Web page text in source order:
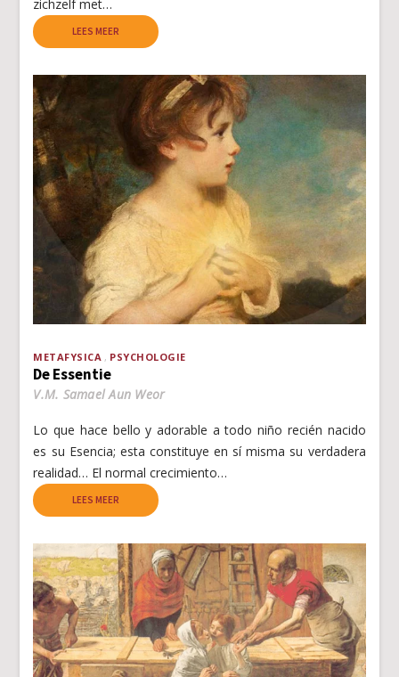
zichzelf met…
LEES MEER
METAFYSICA PSYCHOLOGIE
De Essentie
V.M. Samael Aun Weor
Lo que hace bello y adorable a todo niño recién nacido
es su Esencia; esta constituye en sí misma su verdadera
realidad… El normal crecimiento…
LEES MEER